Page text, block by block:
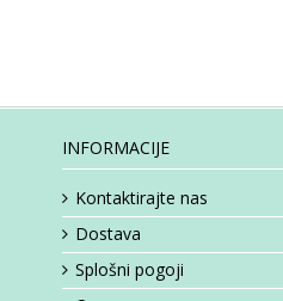
INFORMACIJE
Kontaktirajte nas
Dostava
Splošni pogoji